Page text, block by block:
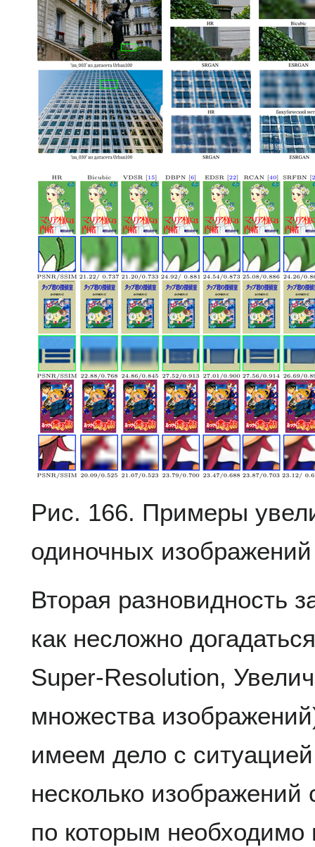
Рис. 166. Примеры
одиночных
Вторая разновидность
как несложно
Super-Resolution,
множества
имеем дело с
несколько
по которым